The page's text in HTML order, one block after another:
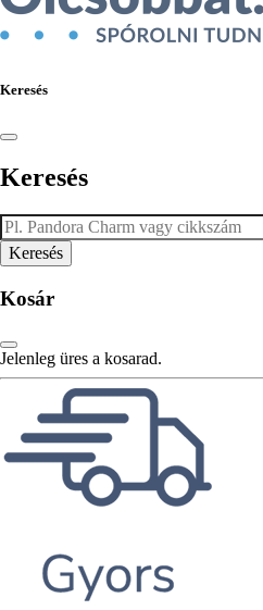
Keresés
Keresés
Kosár
Jelenleg üres a kosarad.